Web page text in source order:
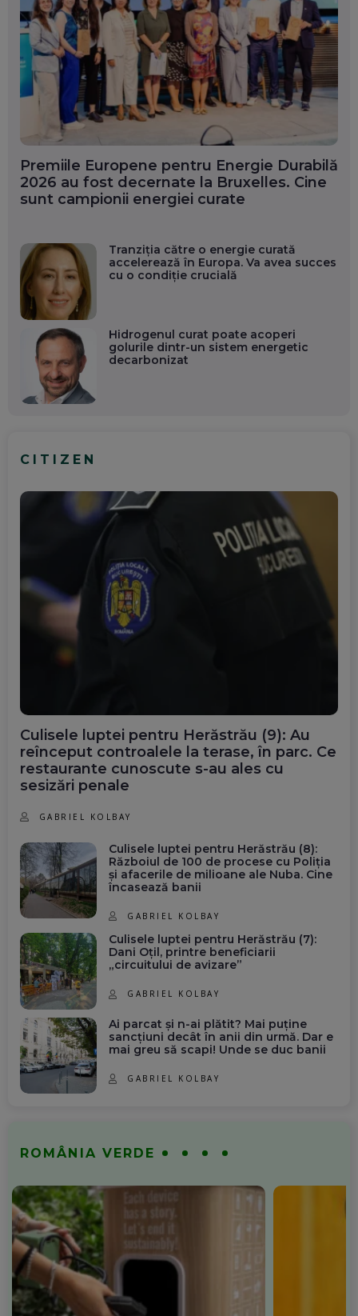
Premiile Europene pentru Energie Durabilă
2026 au fost decernate la Bruxelles. Cine
sunt campionii energiei curate
Tranziția către o energie curată
accelerează în Europa. Va avea succes
cu o condiție crucială
Hidrogenul curat poate acoperi
golurile dintr-un sistem energetic
decarbonizat
CITIZEN
Culisele luptei pentru Herăstrău (9): Au
reînceput controalele la terase, în parc. Ce
restaurante cunoscute s-au ales cu
sesizări penale
GABRIEL KOLBAY
Culisele luptei pentru Herăstrău (8):
Războiul de 100 de procese cu Poliția
și afacerile de milioane ale Nuba. Cine
încasează banii
GABRIEL KOLBAY
Culisele luptei pentru Herăstrău (7):
Dani Oțil, printre beneficiarii
„circuitului de avizare”
GABRIEL KOLBAY
Ai parcat și n-ai plătit? Mai puține
sancțiuni decât în anii din urmă. Dar e
mai greu să scapi! Unde se duc banii
GABRIEL KOLBAY
ROMÂNIA VERDE